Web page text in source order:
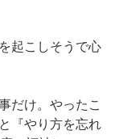
起こしそうで心
だけ。やったこ
『やり方を忘れ